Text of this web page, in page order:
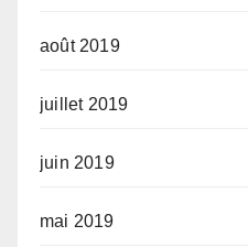
août 2019
juillet 2019
juin 2019
mai 2019